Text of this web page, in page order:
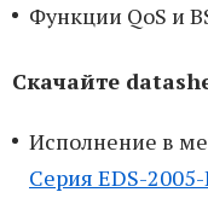
Функции QoS и
Скачайте
Исполнение в
Серия EDS-